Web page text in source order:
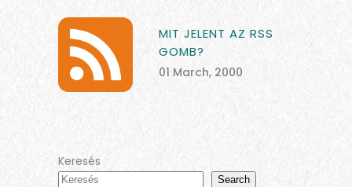
MIT JELENT AZ RSS
GOMB?
01 March, 2000
Keresés
Search